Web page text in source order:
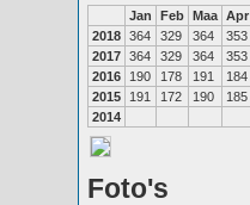
Jan Feb Maa Apr
2018 364 329 364 353
2017 364 329 364 353
2016
190 178 191 184
2015
191 172 190 185
2014
Foto's